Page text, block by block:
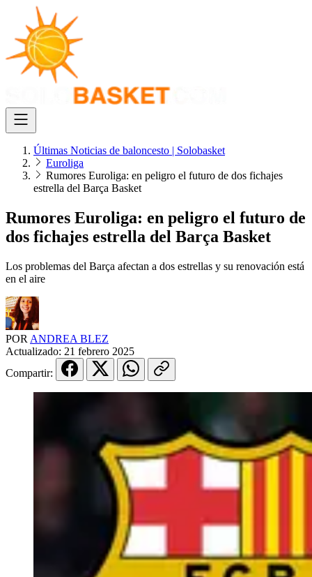
Últimas Noticias de baloncesto | Solobasket
Euroliga
Rumores Euroliga: en peligro el futuro de dos fichajes
estrella del Barça Basket
Rumores Euroliga: en peligro el futuro de
dos fichajes estrella del Barça Basket
Los problemas del Barça afectan a dos estrellas y su renovación está
en el aire
POR ANDREA BLEZ
Actualizado: 21 febrero 2025
Compartir: